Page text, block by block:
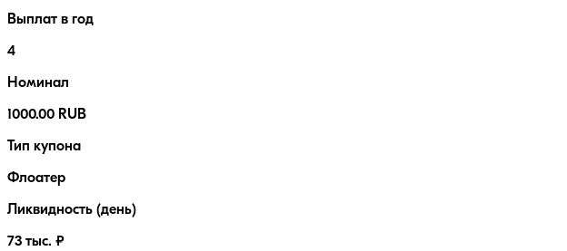
Выплат в год
4
Номинал
1000.00 RUB
Тип купона
Флоатер
Ликвидность (день)
73 тыс. ₽